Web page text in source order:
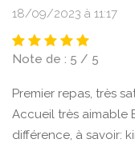
18/09/2023 à 11:17
Note de : 5 / 5
Premier repas, très
Accueil très aimable
différence, à savoir: